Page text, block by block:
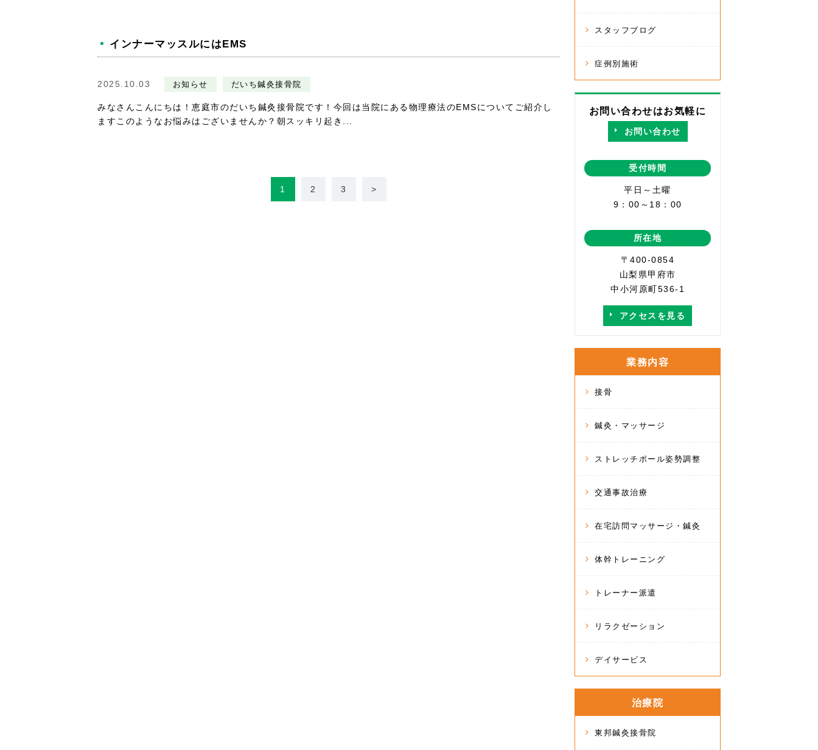
インナーマッスルにはEMS
2025.10.03 お知らせ だいち鍼灸接骨院
みなさんこんにちは！恵庭市のだいち鍼灸接骨院です！今回は当院にある物理療法のEMSについてご紹介し
ますこのようなお悩みはございませんか？朝スッキリ起き...
1 2 3 >
スタッフブログ
症例別施術
お問い合わせはお気軽に
お問い合わせ
受付時間
平日～土曜
9：00～18：00
所在地
〒400-0854
山梨県甲府市
中小河原町536-1
アクセスを見る
業務内容
接骨
鍼灸・マッサージ
ストレッチポール姿勢調整
交通事故治療
在宅訪問マッサージ・鍼灸
体幹トレーニング
トレーナー派遣
リラクゼーション
デイサービス
治療院
東邦鍼灸接骨院